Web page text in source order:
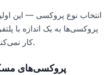
انتخاب نوع پروکسی — این
پروکسی‌ها به یک اندازه با
کار نمی‌کنند. بیایید گزینه‌ها را بررسی کنیم.
پروکسی‌های